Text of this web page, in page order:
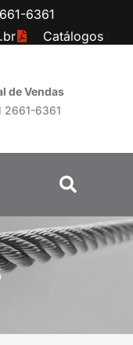
6361
Catálogos
de Vendas
2661-6361